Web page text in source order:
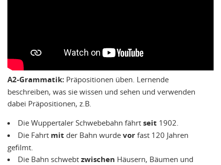
A2-Grammatik: Präpositionen üben. Lernende
beschreiben, was sie wissen und sehen und verwenden
dabei Präpositionen, z.B.
Die Wuppertaler Schwebebahn fährt seit 1902.
Die Fahrt mit der Bahn wurde vor fast 120 Jahren
gefilmt.
Die Bahn schwebt zwischen Häusern, Bäumen und